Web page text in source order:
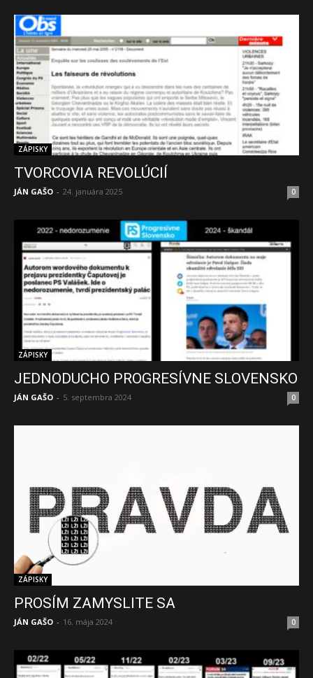
ZÁPISKY
TVORCOVIA REVOLÚCIÍ
JÁN GAŠO - 24. januára 2025 0
ZÁPISKY
JEDNODUCHO PROGRESÍVNE SLOVENSKO
JÁN GAŠO - 5. septembra 2024 0
ZÁPISKY
PROSÍM ZAMYSLITE SA
JÁN GAŠO - 16. mája 2024 0